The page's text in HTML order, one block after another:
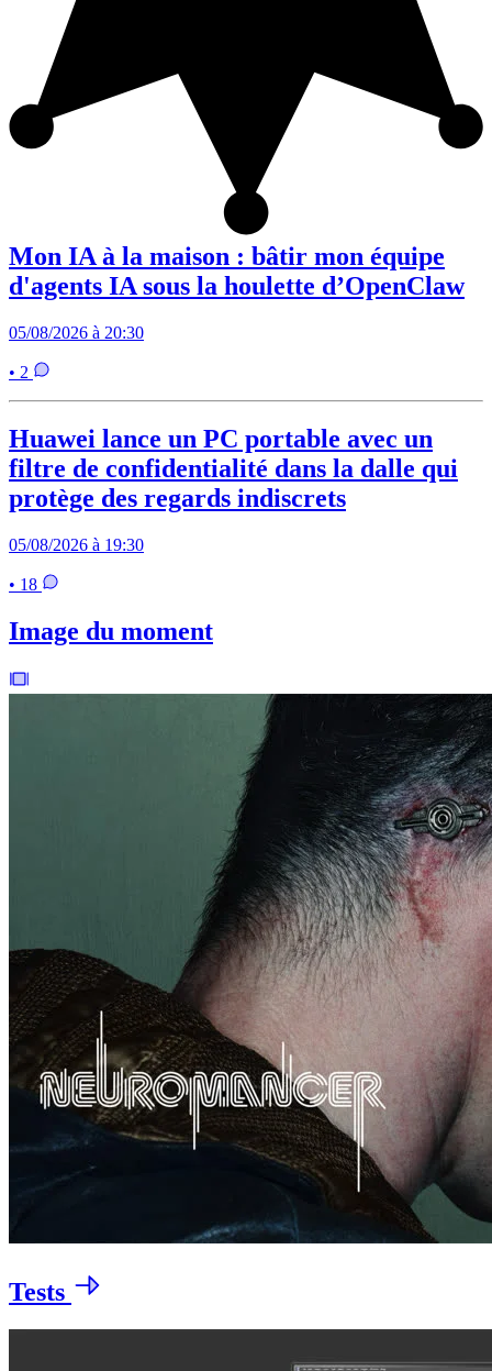
Mon IA à la maison : bâtir mon équipe
d'agents IA sous la houlette d’OpenClaw
05/08/2026 à 20:30
• 2
Huawei lance un PC portable avec un
filtre de confidentialité dans la dalle qui
protège des regards indiscrets
05/08/2026 à 19:30
• 18
Image du moment
Tests